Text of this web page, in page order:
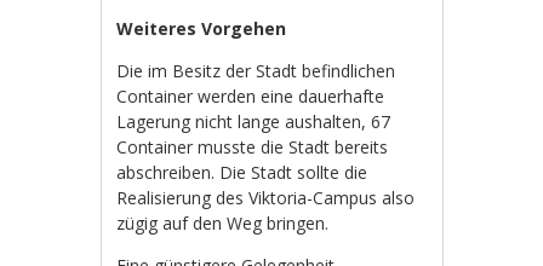
Weiteres Vorgehen
Die im Besitz der Stadt befindlichen
Container werden eine dauerhafte
Lagerung nicht lange aushalten, 67
Container musste die Stadt bereits
abschreiben. Die Stadt sollte die
Realisierung des Viktoria-Campus also
zügig auf den Weg bringen.